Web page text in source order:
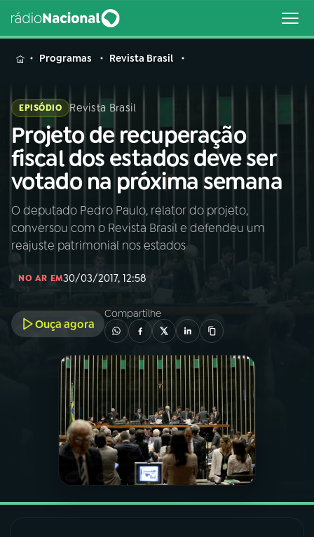
MENU
Buscar
na
Rádio
Nacional
Buscar
AO VIVO
INÍCIO
PROGRAMAS
PODCASTS
VIDEOCASTS
Programas Revista Brasil
EPISÓDIO Revista Brasil
Projeto de recuperação
fiscal dos estados deve ser
votado na próxima semana
O deputado Pedro Paulo, relator do projeto,
conversou com o Revista Brasil e defendeu um
reajuste patrimonial nos estados
NO AR EM30/03/2017, 12:58
Ouça agora
Compartilhe